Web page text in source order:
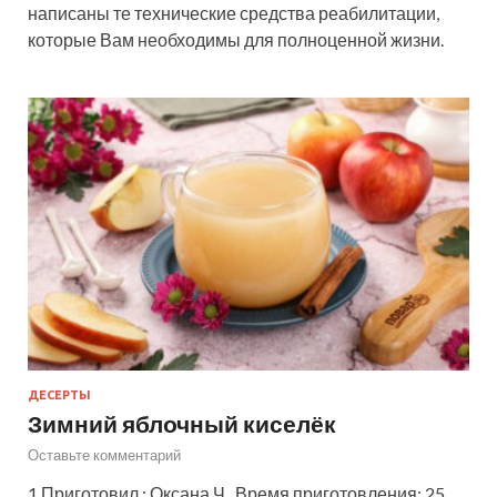
написаны те технические средства реабилитации,
которые Вам необходимы для полноценной жизни.
ДЕСЕРТЫ
Зимний яблочный киселёк
Оставьте комментарий